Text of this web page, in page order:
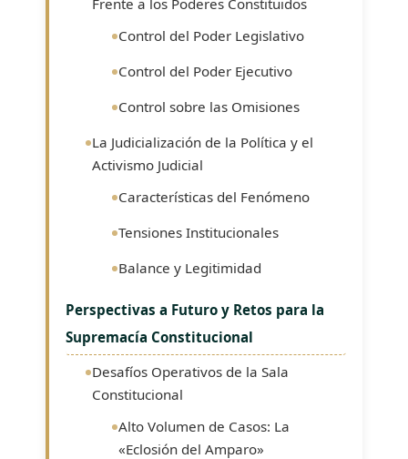
Control del Poder Legislativo
Control del Poder Ejecutivo
Control sobre las Omisiones
La Judicialización de la Política y el
Activismo Judicial
Características del Fenómeno
Tensiones Institucionales
Balance y Legitimidad
Perspectivas a Futuro y Retos para la
Supremacía Constitucional
Desafíos Operativos de la Sala
Constitucional
Alto Volumen de Casos: La
«Eclosión del Amparo»